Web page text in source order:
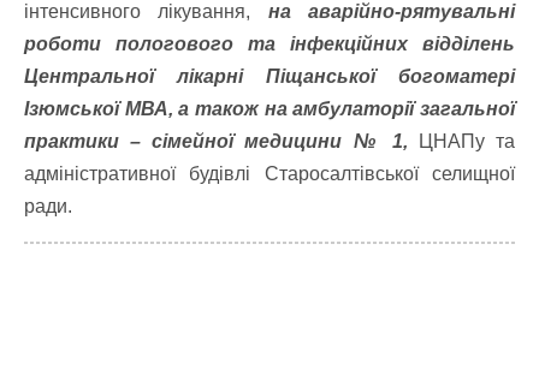
інтенсивного лікування, на аварійно-рятувальні
роботи пологового та інфекційних відділень
Центральної лікарні Піщанської богоматері
Ізюмської МВА, а також на амбулаторії загальної
практики – сімейної медицини № 1, ЦНАПу та
адміністративної будівлі Старосалтівської селищної
ради.